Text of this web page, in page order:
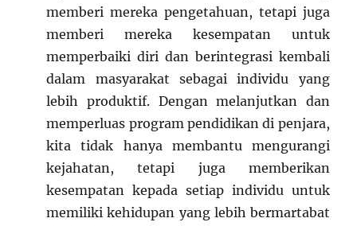
memberi mereka pengetahuan, tetapi juga
memberi mereka kesempatan untuk
memperbaiki diri dan berintegrasi kembali
dalam masyarakat sebagai individu yang
lebih produktif. Dengan melanjutkan dan
memperluas program pendidikan di penjara,
kita tidak hanya membantu mengurangi
kejahatan, tetapi juga memberikan
kesempatan kepada setiap individu untuk
memiliki kehidupan yang lebih bermartabat